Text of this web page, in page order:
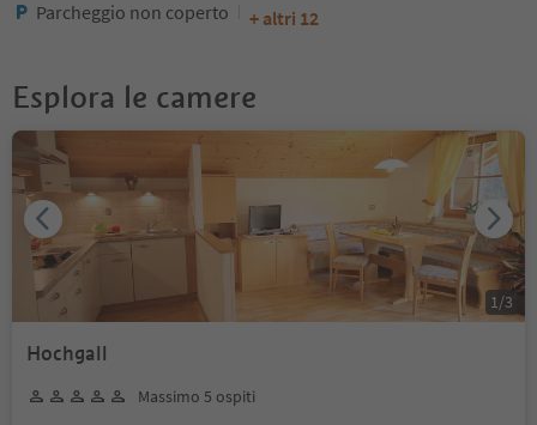
Parcheggio non coperto
+ altri 12
Esplora le camere
Hochgall
Massimo 5 ospiti
1 /3